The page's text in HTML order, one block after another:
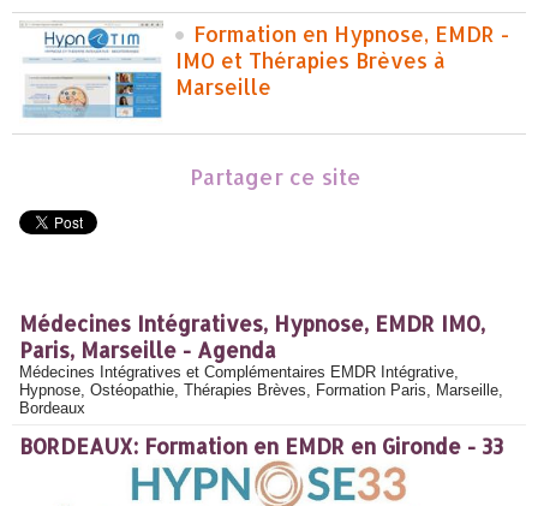
Formation en Hypnose, EMDR -
IMO et Thérapies Brèves à
Marseille
Partager ce site
Médecines Intégratives, Hypnose, EMDR IMO,
Paris, Marseille - Agenda
Médecines Intégratives et Complémentaires EMDR Intégrative,
Hypnose, Ostéopathie, Thérapies Brèves, Formation Paris, Marseille,
Bordeaux
BORDEAUX: Formation en EMDR en Gironde - 33